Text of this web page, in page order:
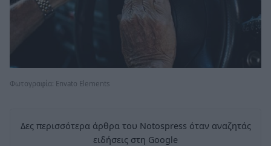
Φωτογραφία: Envato Elements
Δες περισσότερα άρθρα του Notospress όταν αναζητάς
ειδήσεις στη Google